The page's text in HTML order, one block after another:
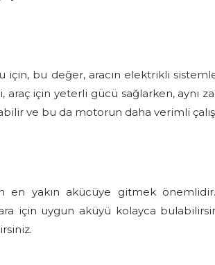
için, bu değer, aracın elektrikli
için yeterli gücü sağlarken, aynı
ve bu da motorun daha verimli
en yakın akücüye gitmek
için uygun aküyü kolayca